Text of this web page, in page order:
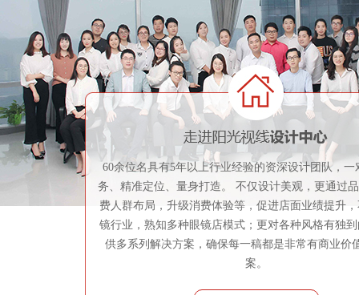
60余位名具有5年以上行业经验的资深设计团队，一
务、精准定位、量身打造。 不仅设计美观，更通过
费人群布局，升级消费体验等，促进店面业绩提升
镜行业，熟知多种眼镜店模式；更对各种风格有独
供多系列解决方案，确保每一稿都是非常有商业价
案。